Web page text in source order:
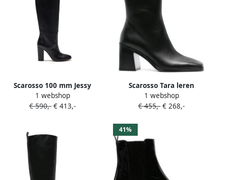
Scarosso 100 mm Jessy
laarzen Zwart
1 webshop
€ 590,- € 413,-
Scarosso Tara leren
enkellaarzen Zwart
1 webshop
€ 455,- € 268,-
41%